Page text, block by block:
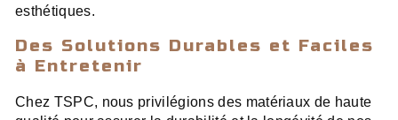
esthétiques.
Des Solutions Durables et Faciles
à Entretenir
Chez TSPC, nous privilégions des matériaux de haute